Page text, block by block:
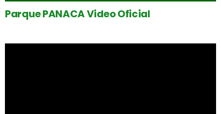
Parque PANACA Video Oficial